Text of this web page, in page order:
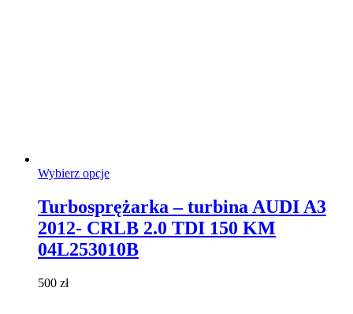
Wybierz opcjeTen
wiele
wariantów.
Opcje
można
Turbosprężarka – turbina AUDI A3
2012- CRLB 2.0 TDI 150 KM
04L253010B
500 zł